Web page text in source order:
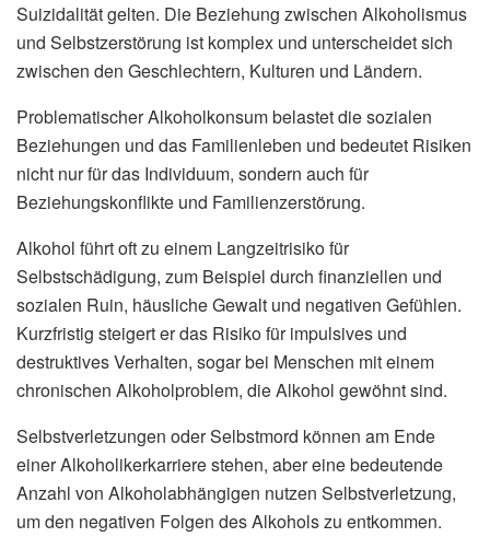
Suizidalität gelten. Die Beziehung zwischen Alkoholismus
und Selbstzerstörung ist komplex und unterscheidet sich
zwischen den Geschlechtern, Kulturen und Ländern.
Problematischer Alkoholkonsum belastet die sozialen
Beziehungen und das Familienleben und bedeutet Risiken
nicht nur für das Individuum, sondern auch für
Beziehungskonflikte und Familienzerstörung.
Alkohol führt oft zu einem Langzeitrisiko für
Selbstschädigung, zum Beispiel durch finanziellen und
sozialen Ruin, häusliche Gewalt und negativen Gefühlen.
Kurzfristig steigert er das Risiko für impulsives und
destruktives Verhalten, sogar bei Menschen mit einem
chronischen Alkoholproblem, die Alkohol gewöhnt sind.
Selbstverletzungen oder Selbstmord können am Ende
einer Alkoholikerkarriere stehen, aber eine bedeutende
Anzahl von Alkoholabhängigen nutzen Selbstverletzung,
um den negativen Folgen des Alkohols zu entkommen.